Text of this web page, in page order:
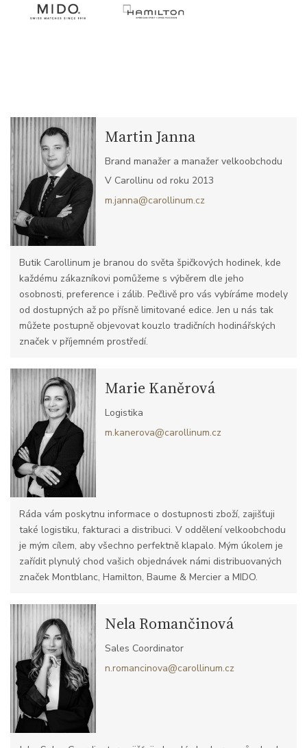
Martin Janna
Brand manažer a manažer velkoobchodu
V Carollinu od roku 2013
m.janna@carollinum.cz
Butik Carollinum je branou do světa špičkových hodinek, kde
každému zákazníkovi pomůžeme s výběrem dle jeho
osobnosti, preference i zálib. Pečlivě pro vás vybíráme modely
od dostupných až po přísně limitované edice. Jen u nás tak
můžete postupně objevovat kouzlo tradičních hodinářských
značek v příjemném prostředí.
Marie Kaněrová
Logistika
m.kanerova@carollinum.cz
Ráda vám poskytnu informace o dostupnosti zboží, zajišťuji
také logistiku, fakturaci a distribuci. V oddělení velkoobchodu
je mým cílem, aby všechno perfektně klapalo. Mým úkolem je
zařídit plynulý chod vašich objednávek námi distribuovaných
značek Montblanc, Hamilton, Baume & Mercier a MIDO.
Nela Romančinová
Sales Coordinator
n.romancinova@carollinum.cz